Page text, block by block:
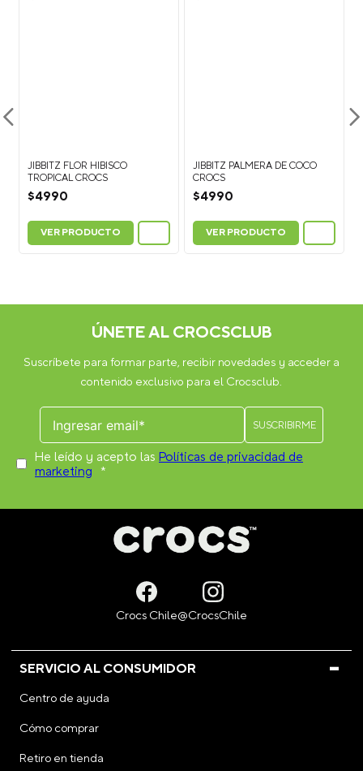
JIBBITZ FLOR HIBISCO
TROPICAL CROCS
$4990
VER PRODUCTO
JIBBITZ PALMERA DE COCO
CROCS
$4990
VER PRODUCTO
ÚNETE AL CROCSCLUB
Suscríbete para formar parte, recibir novedades y acceder a
contenido exclusivo para el Crocsclub.
He leído y acepto las Políticas de privacidad de
marketing *
SERVICIO AL CONSUMIDOR
Centro de ayuda
Cómo comprar
Retiro en tienda